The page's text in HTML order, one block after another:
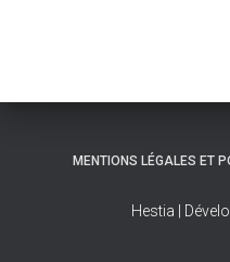
MENTIONS LÉGALES ET
Hestia |